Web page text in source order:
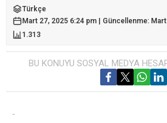
Türkçe
Mart 27, 2025 6:24 pm | Güncellenme:
1.313
BU KONUYU SOSYAL MEDYA